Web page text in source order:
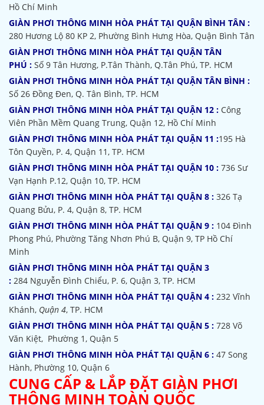
Hồ Chí Minh
GIÀN PHƠI THÔNG MINH HÒA PHÁT TẠI QUẬN BÌNH TÂN :
280 Hương Lộ 80 KP 2, Phường Bình Hưng Hòa, Quận Bình Tân
GIÀN PHƠI THÔNG MINH HÒA PHÁT TẠI QUẬN TÂN
PHÚ : Số 9 Tân Hương, P.Tân Thành, Q.Tân Phú, TP. HCM
GIÀN PHƠI THÔNG MINH HÒA PHÁT TẠI QUẬN TÂN BÌNH :
Số 26 Đồng Đen, Q. Tân Bình, TP. HCM
GIÀN PHƠI THÔNG MINH HÒA PHÁT TẠI QUẬN 12 : Công
Viên Phần Mềm Quang Trung, Quận 12, Hồ Chí Minh
GIÀN PHƠI THÔNG MINH HÒA PHÁT TẠI QUẬN 11 :195 Hà
Tôn Quyền, P. 4, Quận 11, TP. HCM
GIÀN PHƠI THÔNG MINH HÒA PHÁT TẠI QUẬN 10 : 736 Sư
Vạn Hạnh P.12, Quận 10, TP. HCM
GIÀN PHƠI THÔNG MINH HÒA PHÁT TẠI QUẬN 8 : 326 Tạ
Quang Bửu, P. 4, Quận 8, TP. HCM
GIÀN PHƠI THÔNG MINH HÒA PHÁT TẠI QUẬN 9 : 104 Đình
Phong Phú, Phường Tăng Nhơn Phú B, Quận 9, TP Hồ Chí
Minh
GIÀN PHƠI THÔNG MINH HÒA PHÁT TẠI QUẬN 3
: 284 Nguyễn Đình Chiểu, P. 6, Quận 3, TP. HCM
GIÀN PHƠI THÔNG MINH HÒA PHÁT TẠI QUẬN 4 : 232 Vĩnh
Khánh, Quận 4, TP. HCM
GIÀN PHƠI THÔNG MINH HÒA PHÁT TẠI QUẬN 5 : 728 Võ
Văn Kiệt, Phường 1, Quận 5
GIÀN PHƠI THÔNG MINH HÒA PHÁT TẠI QUẬN 6 : 47 Song
Hành, Phường 10, Quận 6
CUNG CẤP & LẮP ĐẶT GIÀN PHƠI
THÔNG MINH TOÀN QUỐC